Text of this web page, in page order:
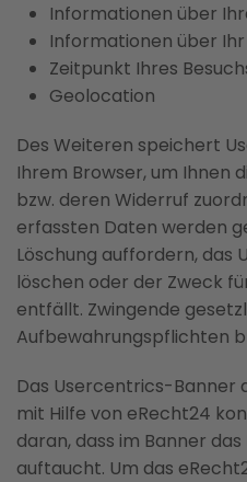
Informationen über
Informationen über
Zeitpunkt Ihres
Geolocation
Des Weiteren speichert
Ihrem Browser, um Ihnen
bzw. deren Widerruf
erfassten Daten werden
Löschung auffordern, das
löschen oder der Zweck
entfällt. Zwingende
Aufbewahrungspflichten
Das Usercentrics-Banner
mit Hilfe von eRecht24
daran, dass im Banner
auftaucht. Um das